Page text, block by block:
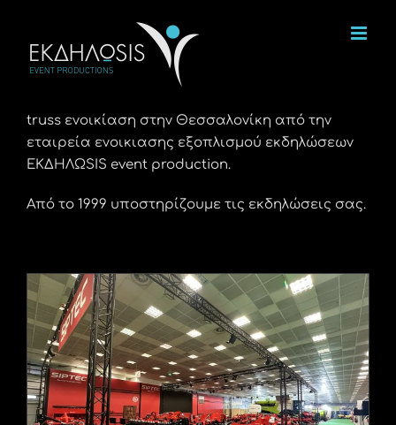
περιεχόμενο
truss ενοικίαση στην Θεσσαλονίκη από την
εταιρεία ενοικιασης εξοπλισμού εκδηλώσεων
ΕΚΔΗΛΩSIS event production.
Από το 1999 υποστηρίζουμε τις εκδηλώσεις σας.